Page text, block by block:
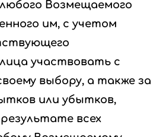
Возмещаемого
им, с учетом
участвовать с
выбору, а также за
или убытков,
всех